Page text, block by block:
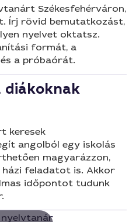
Székesfehérváron,
Írj rövid bemutatkozást,
nyelvet oktatsz.
formát, a
a próbaórát.
diákoknak
keresek
angolból egy iskolás
magyarázzon,
házi feladatot is. Akkor
időpontot tudunk